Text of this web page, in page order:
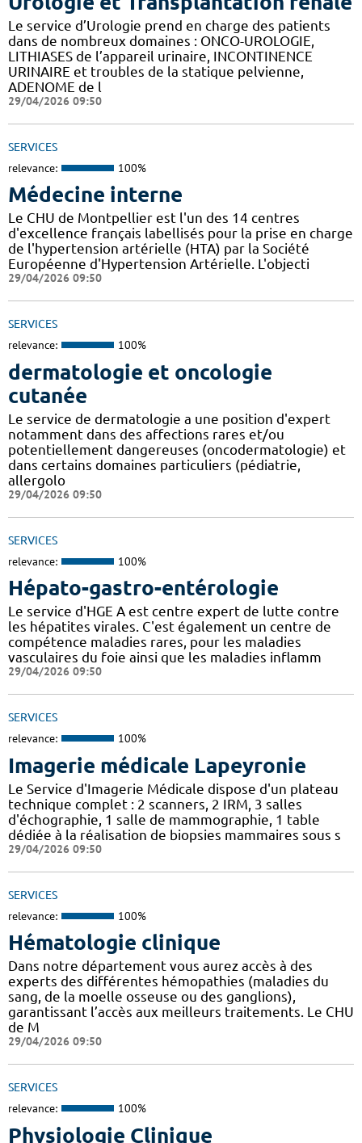
Le service d’Urologie prend en charge des patients
dans de nombreux domaines : ONCO-UROLOGIE,
LITHIASES de l’appareil urinaire, INCONTINENCE
URINAIRE et troubles de la statique pelvienne,
ADENOME de l
29/04/2026 09:50
SERVICES
relevance: 100%
Médecine interne
Le CHU de Montpellier est l'un des 14 centres
d'excellence français labellisés pour la prise en charge
de l'hypertension artérielle (HTA) par la Société
Européenne d'Hypertension Artérielle. L'objecti
29/04/2026 09:50
SERVICES
relevance: 100%
dermatologie et oncologie
cutanée
Le service de dermatologie a une position d'expert
notamment dans des affections rares et/ou
potentiellement dangereuses (oncodermatologie) et
dans certains domaines particuliers (pédiatrie,
allergolo
29/04/2026 09:50
SERVICES
relevance: 100%
Hépato-gastro-entérologie
Le service d'HGE A est centre expert de lutte contre
les hépatites virales. C'est également un centre de
compétence maladies rares, pour les maladies
vasculaires du foie ainsi que les maladies inflamm
29/04/2026 09:50
SERVICES
relevance: 100%
Imagerie médicale Lapeyronie
Le Service d'Imagerie Médicale dispose d'un plateau
technique complet : 2 scanners, 2 IRM, 3 salles
d'échographie, 1 salle de mammographie, 1 table
dédiée à la réalisation de biopsies mammaires sous s
29/04/2026 09:50
SERVICES
relevance: 100%
Hématologie clinique
Dans notre département vous aurez accès à des
experts des différentes hémopathies (maladies du
sang, de la moelle osseuse ou des ganglions),
garantissant l’accès aux meilleurs traitements. Le CHU
de M
29/04/2026 09:50
SERVICES
relevance: 100%
Physiologie Clinique